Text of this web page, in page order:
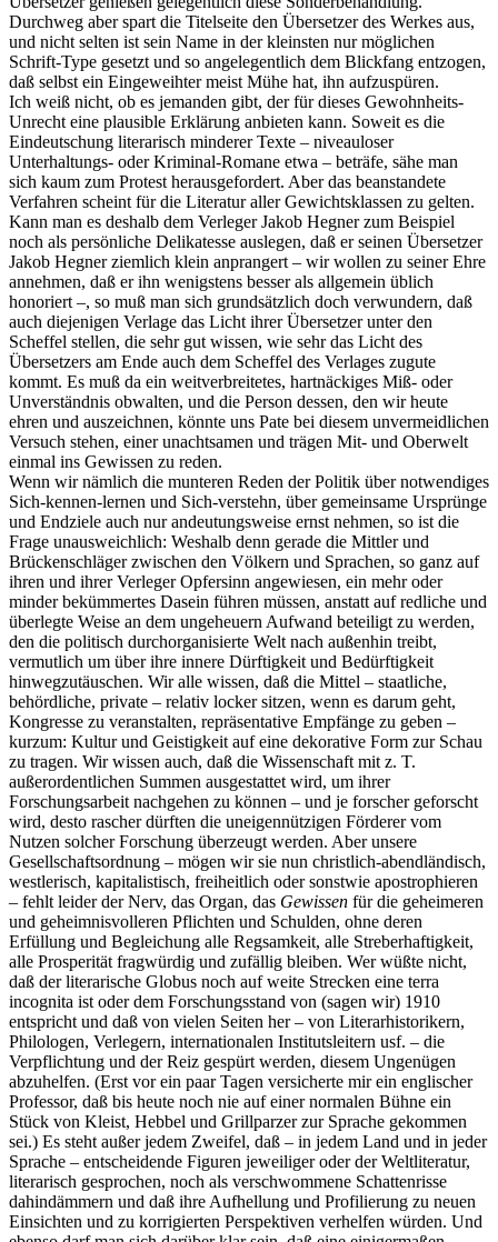
Durchweg aber spart die Titelseite den Übersetzer des Werkes aus,
und nicht selten ist sein Name in der kleinsten nur möglichen
Schrift-Type gesetzt und so angelegentlich dem Blickfang entzogen,
daß selbst ein Eingeweihter meist Mühe hat, ihn aufzuspüren.
Ich weiß nicht, ob es jemanden gibt, der für dieses Gewohnheits-
Unrecht eine plausible Erklärung anbieten kann. Soweit es die
Eindeutschung literarisch minderer Texte ‒ niveauloser
Unterhaltungs- oder Kriminal-Romane etwa ‒ beträfe, sähe man
sich kaum zum Protest herausgefordert. Aber das beanstandete
Verfahren scheint für die Literatur aller Gewichtsklassen zu gelten.
Kann man es deshalb dem Verleger Jakob Hegner zum Beispiel
noch als persönliche Delikatesse auslegen, daß er seinen Übersetzer
Jakob Hegner ziemlich klein anprangert ‒ wir wollen zu seiner Ehre
annehmen, daß er ihn wenigstens besser als allgemein üblich
honoriert ‒, so muß man sich grundsätzlich doch verwundern, daß
auch diejenigen Verlage das Licht ihrer Übersetzer unter den
Scheffel stellen, die sehr gut wissen, wie sehr das Licht des
Übersetzers am Ende auch dem Scheffel des Verlages zugute
kommt. Es muß da ein weitverbreitetes, hartnäckiges Miß- oder
Unverständnis obwalten, und die Person dessen, den wir heute
ehren und auszeichnen, könnte uns Pate bei diesem unvermeidlichen
Versuch stehen, einer unachtsamen und trägen Mit- und Oberwelt
einmal ins Gewissen zu reden.
Wenn wir nämlich die munteren Reden der Politik über notwendiges
Sich-kennen-lernen und Sich-verstehn, über gemeinsame Ursprünge
und Endziele auch nur andeutungsweise ernst nehmen, so ist die
Frage unausweichlich: Weshalb denn gerade die Mittler und
Brückenschläger zwischen den Völkern und Sprachen, so ganz auf
ihren und ihrer Verleger Opfersinn angewiesen, ein mehr oder
minder bekümmertes Dasein führen müssen, anstatt auf redliche und
überlegte Weise an dem ungeheuern Aufwand beteiligt zu werden,
den die politisch durchorganisierte Welt nach außenhin treibt,
vermutlich um über ihre innere Dürftigkeit und Bedürftigkeit
hinwegzutäuschen. Wir alle wissen, daß die Mittel ‒ staatliche,
behördliche, private ‒ relativ locker sitzen, wenn es darum geht,
Kongresse zu veranstalten, repräsentative Empfänge zu geben ‒
kurzum: Kultur und Geistigkeit auf eine dekorative Form zur Schau
zu tragen. Wir wissen auch, daß die Wissenschaft mit z. T.
außerordentlichen Summen ausgestattet wird, um ihrer
Forschungsarbeit nachgehen zu können ‒ und je forscher geforscht
wird, desto rascher dürften die uneigennützigen Förderer vom
Nutzen solcher Forschung überzeugt werden. Aber unsere
Gesellschaftsordnung ‒ mögen wir sie nun christlich-abendländisch,
westlerisch, kapitalistisch, freiheitlich oder sonstwie apostrophieren
‒ fehlt leider der Nerv, das Organ, das Gewissen für die geheimeren
und geheimnisvolleren Pflichten und Schulden, ohne deren
Erfüllung und Begleichung alle Regsamkeit, alle Streberhaftigkeit,
alle Prosperität fragwürdig und zufällig bleiben. Wer wüßte nicht,
daß der literarische Globus noch auf weite Strecken eine terra
incognita ist oder dem Forschungsstand von (sagen wir) 1910
entspricht und daß von vielen Seiten her ‒ von Literarhistorikern,
Philologen, Verlegern, internationalen Institutsleitern usf. ‒ die
Verpflichtung und der Reiz gespürt werden, diesem Ungenügen
abzuhelfen. (Erst vor ein paar Tagen versicherte mir ein englischer
Professor, daß bis heute noch nie auf einer normalen Bühne ein
Stück von Kleist, Hebbel und Grillparzer zur Sprache gekommen
sei.) Es steht außer jedem Zweifel, daß ‒ in jedem Land und in jeder
Sprache ‒ entscheidende Figuren jeweiliger oder der Weltliteratur,
literarisch gesprochen, noch als verschwommene Schattenrisse
dahindämmern und daß ihre Aufhellung und Profilierung zu neuen
Einsichten und zu korrigierten Perspektiven verhelfen würden. Und